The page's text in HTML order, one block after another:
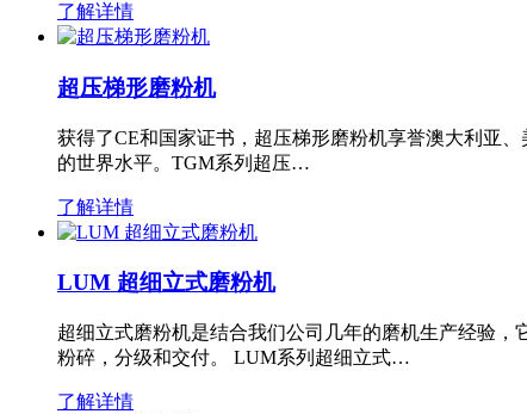
了解详情
超压梯形磨粉机
获得了CE和国家证书，超压梯形磨粉机享誉澳大利亚
的世界水平。TGM系列超压…
了解详情
LUM 超细立式磨粉机
超细立式磨粉机是结合我们公司几年的磨机生产经验
粉碎，分级和交付。 LUM系列超细立式…
了解详情